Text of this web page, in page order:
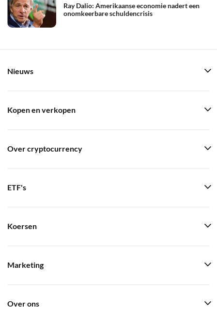
Ray Dalio: Amerikaanse economie nadert een
onomkeerbare schuldencrisis
Nieuws
Kopen en verkopen
Over cryptocurrency
ETF's
Koersen
Marketing
Over ons